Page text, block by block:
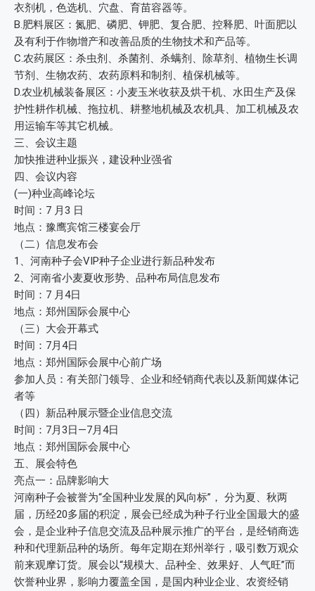
衣剂机，色选机、穴盘、育苗容器等。
B.肥料展区：氮肥、磷肥、钾肥、复合肥、控释肥、叶面肥以
及有利于作物增产和改善品质的生物技术和产品等。
C.农药展区：杀虫剂、杀菌剂、杀螨剂、除草剂、植物生长调
节剂、生物农药、农药原料和制剂、植保机械等。
D.农业机械装备展区：小麦玉米收获及烘干机、水田生产及保
护性耕作机械、拖拉机、耕整地机械及农机具、加工机械及农
用运输车等其它机械。
三、会议主题
加快推进种业振兴，建设种业强省
四、会议内容
(一)种业高峰论坛
时间：7 月3 日
地点：豫鹰宾馆三楼宴会厅
（二）信息发布会
1、河南种子会VIP种子企业进行新品种发布
2、河南省小麦夏收形势、品种布局信息发布
时间：7 月4日
地点：郑州国际会展中心
（三）大会开幕式
时间：7月4日
地点：郑州国际会展中心前广场
参加人员：有关部门领导、企业和经销商代表以及新闻媒体记
者等
（四）新品种展示暨企业信息交流
时间：7月3日—7月4日
地点：郑州国际会展中心
五、展会特色
亮点一：品牌影响大
河南种子会被誉为“全国种业发展的风向标”， 分为夏、秋两
届，历经20多届的积淀，展会已经成为种子行业全国最大的盛
会，是企业种子信息交流及品种展示推广的平台，是经销商选
种和代理新品种的场所。每年定期在郑州举行，吸引数万观众
前来观摩订货。展会以“规模大、品种全、效果好、人气旺”而
饮誉种业界，影响力覆盖全国，是国内种业企业、农资经销